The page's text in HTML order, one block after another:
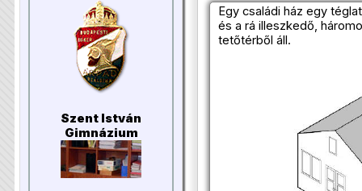
Szent István
Gimnázium
Egy családi ház egy
és a rá illeszkedő,
tetőtérből áll.